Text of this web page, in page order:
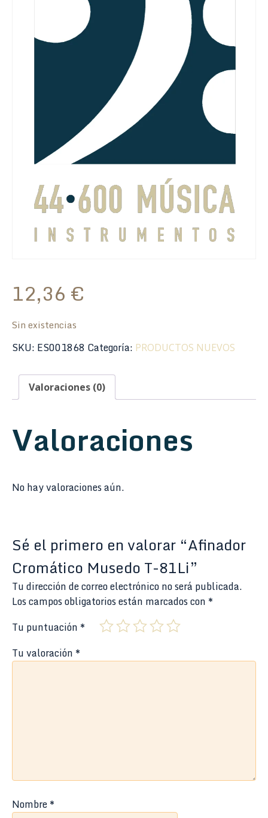
12,36 €
Sin existencias
SKU: ES001868 Categoría: PRODUCTOS NUEVOS
Valoraciones (0)
Valoraciones
No hay valoraciones aún.
Sé el primero en valorar “Afinador
Cromático Musedo T-81Li”
Tu dirección de correo electrónico no será publicada.
Los campos obligatorios están marcados con *
Tu puntuación *
Tu valoración *
Nombre*